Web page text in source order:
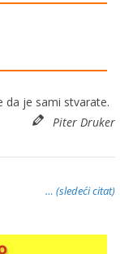
da je sami stvarate.
Piter Druker
… (sledeći citat)